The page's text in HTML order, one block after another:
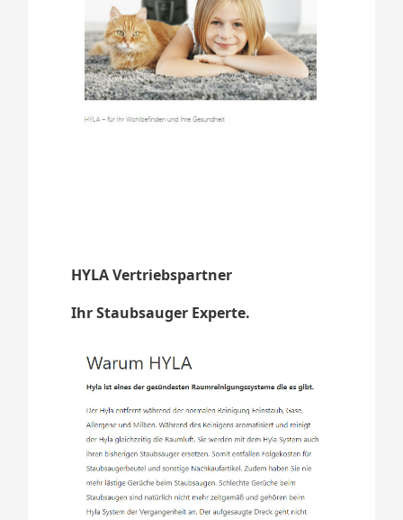
HYLA Vertriebspartner
Ihr Staubsauger Experte.